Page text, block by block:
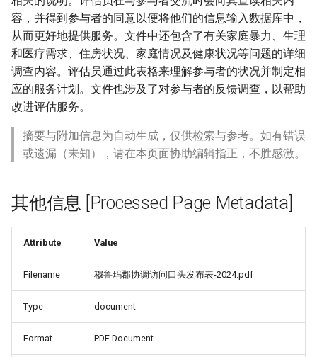
容，并得到参与者的同意以便将他们的信息输入数据库中，
从而更好地提供服务。文件中还包含了有关家庭暴力、生理
和医疗需求、住房状况、家庭情况及健康状况等问题的详细
调查内容。评估员通过此表格来理解参与者的状况并制定相
应的服务计划。文件也涉及了对参与者的反馈调查，以帮助
改进评估服务。
摘要与附加信息为自动生成，仅供检索与参考。如有错误
或遗漏（未知），请在本页面协助编辑指正，不胜感激。
其他信息 [Processed Page Metadata]
Attribute Value
Filename 穆鲁玛郡协调访问口头发布表-2024.pdf
Type document
Format PDF Document